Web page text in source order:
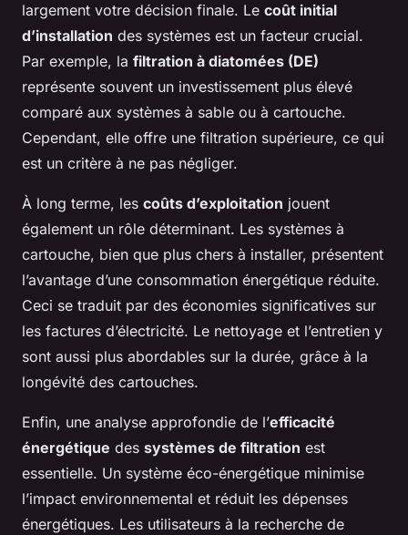
largement votre décision finale. Le coût initial
d’installation des systèmes est un facteur crucial.
Par exemple, la filtration à diatomées (DE)
représente souvent un investissement plus élevé
comparé aux systèmes à sable ou à cartouche.
Cependant, elle offre une filtration supérieure, ce qui
est un critère à ne pas négliger.
À long terme, les coûts d’exploitation jouent
également un rôle déterminant. Les systèmes à
cartouche, bien que plus chers à installer, présentent
l’avantage d’une consommation énergétique réduite.
Ceci se traduit par des économies significatives sur
les factures d’électricité. Le nettoyage et l’entretien y
sont aussi plus abordables sur la durée, grâce à la
longévité des cartouches.
Enfin, une analyse approfondie de l’efficacité
énergétique des systèmes de filtration est
essentielle. Un système éco-énergétique minimise
l’impact environnemental et réduit les dépenses
énergétiques. Les utilisateurs à la recherche de